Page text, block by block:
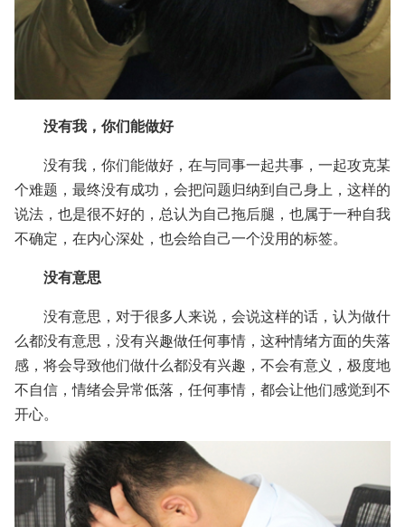
没有我，你们能做好
没有我，你们能做好，在与同事一起共事，一起攻克某
个难题，最终没有成功，会把问题归纳到自己身上，这样的
说法，也是很不好的，总认为自己拖后腿，也属于一种自我
不确定，在内心深处，也会给自己一个没用的标签。
没有意思
没有意思，对于很多人来说，会说这样的话，认为做什
么都没有意思，没有兴趣做任何事情，这种情绪方面的失落
感，将会导致他们做什么都没有兴趣，不会有意义，极度地
不自信，情绪会异常低落，任何事情，都会让他们感觉到不
开心。